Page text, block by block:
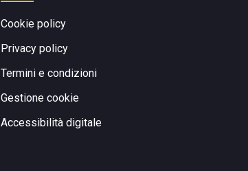
Cookie policy
Privacy policy
Termini e condizioni
Gestione cookie
Accessibilità digitale